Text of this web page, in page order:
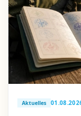
Aktuelles